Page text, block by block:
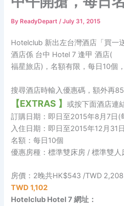
By ReadyDepart/July 31, 2015
Hotelclub 新出左台灣酒店「買一
酒店係 台中 Hotel 7 逢甲 酒店(
福星旅店)，名額有限，每日10個
搜尋酒店時輸入優惠碼，額外再85
【EXTRAS 】或按下面酒店連
訂購日期：即日至2015年8月7日(
入住日期：即日至2015年12月31日
名額：每日10個
優惠房種：標準雙床房 / 標準雙人
房價：2晚共HK$543 /TWD
TWD 1,102
Hotelclub Hotel 7 網址：